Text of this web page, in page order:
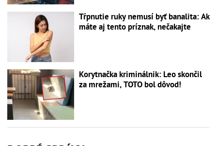
Tŕpnutie ruky nemusí byť banalita: Ak
máte aj tento príznak, nečakajte
Korytnačka kriminálnik: Leo skončil
za mrežami, TOTO bol dôvod!